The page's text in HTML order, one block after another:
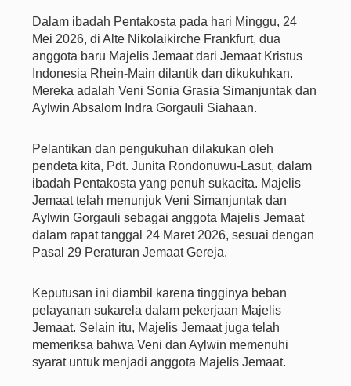
Dalam ibadah Pentakosta pada hari Minggu, 24
Mei 2026, di Alte Nikolaikirche Frankfurt, dua
anggota baru Majelis Jemaat dari Jemaat Kristus
Indonesia Rhein-Main dilantik dan dikukuhkan.
Mereka adalah Veni Sonia Grasia Simanjuntak dan
Aylwin Absalom Indra Gorgauli Siahaan.
Pelantikan dan pengukuhan dilakukan oleh
pendeta kita, Pdt. Junita Rondonuwu-Lasut, dalam
ibadah Pentakosta yang penuh sukacita. Majelis
Jemaat telah menunjuk Veni Simanjuntak dan
Aylwin Gorgauli sebagai anggota Majelis Jemaat
dalam rapat tanggal 24 Maret 2026, sesuai dengan
Pasal 29 Peraturan Jemaat Gereja.
Keputusan ini diambil karena tingginya beban
pelayanan sukarela dalam pekerjaan Majelis
Jemaat. Selain itu, Majelis Jemaat juga telah
memeriksa bahwa Veni dan Aylwin memenuhi
syarat untuk menjadi anggota Majelis Jemaat.